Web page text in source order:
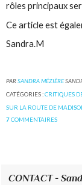
rôles principaux
Ce article est
Sandra.M
PARSANDRA MÉZIÈRE
CATÉGORIES :CRITIQUES
SUR LA ROUTE DE
7COMMENTAIRES
CONTACT -